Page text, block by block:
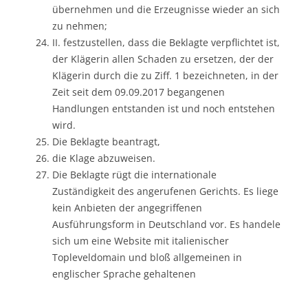
übernehmen und die Erzeugnisse wieder an sich
zu nehmen;
II. festzustellen, dass die Beklagte verpflichtet ist,
der Klägerin allen Schaden zu ersetzen, der der
Klägerin durch die zu Ziff. 1 bezeichneten, in der
Zeit seit dem 09.09.2017 begangenen
Handlungen entstanden ist und noch entstehen
wird.
Die Beklagte beantragt,
die Klage abzuweisen.
Die Beklagte rügt die internationale
Zuständigkeit des angerufenen Gerichts. Es liege
kein Anbieten der angegriffenen
Ausführungsform in Deutschland vor. Es handele
sich um eine Website mit italienischer
Topleveldomain und bloß allgemeinen in
englischer Sprache gehaltenen